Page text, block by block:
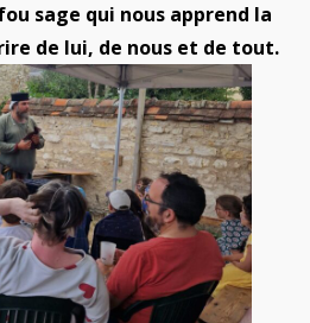
sage qui nous apprend la
de lui, de nous et de tout.